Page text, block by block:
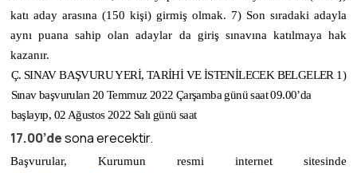
katı aday arasına (150 kişi) girmiş olmak. 7) Son sıradaki adayla
aynı puana sahip olan adaylar da giriş sınavına katılmaya hak
kazanır.
Ç. SINAV BAŞVURU YERİ, TARİHİ VE İSTENİLECEK BELGELER 1)
Sınav başvuruları20 Temmuz 2022 Çarşamba günü saat 09.00’da
başlayıp, 02 Ağustos 2022 Salı günü saat
17.00’desona erecektir.
Başvurular, Kurumun resmi internet sitesinde